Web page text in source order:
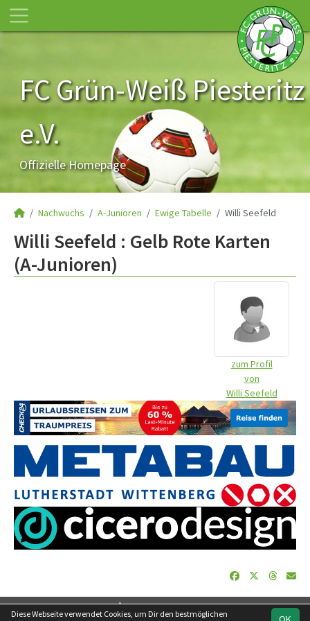
FC Grün-Weiß Piesteritz
e.V.
Offizielle Homepage
Nachwuchs A-Junioren Ewige Tabelle Willi Seefeld
Willi Seefeld : Gelb Rote Karten
(A-Junioren)
zum Profil
von
Willi Seefeld
soccero.de
Diese Webseite verwendet Cookies, um Dir den bestmöglichen